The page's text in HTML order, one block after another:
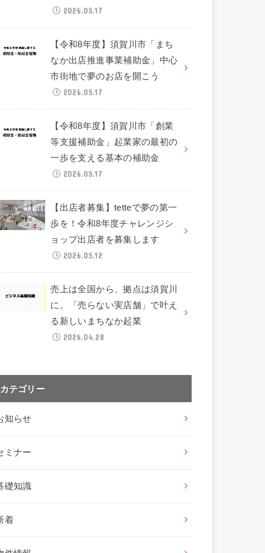
2026.05.17
【令和8年度】須賀川市「まち
なか出店推進事業補助金」中心
市街地で夢のお店を開こう
2026.05.17
【令和8年度】須賀川市「創業
等支援補助金」起業家の最初の
一歩を支える基本の補助金
2026.05.17
【出店者募集】tetteで夢の第一
歩を！令和8年度チャレンジシ
ョップ出店者を募集します
2026.05.12
売上は全国から、拠点は須賀川
に。「売らない実店舗」で叶え
る新しいまちなか起業
2026.04.28
カテゴリー
知らせ
ミナー
礎知識
着